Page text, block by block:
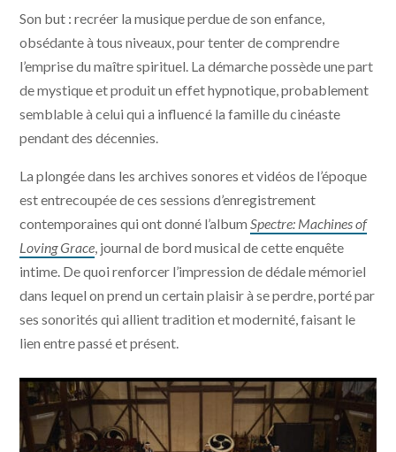
Son but : recréer la musique perdue de son enfance,
obsédante à tous niveaux, pour tenter de comprendre
l’emprise du maître spirituel. La démarche possède une part
de mystique et produit un effet hypnotique, probablement
semblable à celui qui a influencé la famille du cinéaste
pendant des décennies.
La plongée dans les archives sonores et vidéos de l’époque
est entrecoupée de ces sessions d’enregistrement
contemporaines qui ont donné l’albumSpectre: Machines of
Loving Grace, journal de bord musical de cette enquête
intime. De quoi renforcer l’impression de dédale mémoriel
dans lequel on prend un certain plaisir à se perdre, porté par
ses sonorités qui allient tradition et modernité, faisant le
lien entre passé et présent.